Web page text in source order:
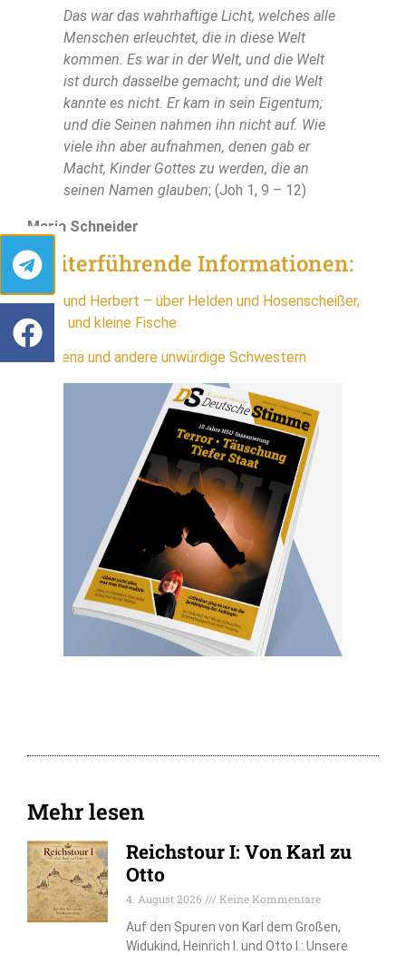
Das war das wahrhaftige Licht, welches alle
Menschen erleuchtet, die in diese Welt
kommen. Es war in der Welt, und die Welt
ist durch dasselbe gemacht; und die Welt
kannte es nicht. Er kam in sein Eigentum;
und die Seinen nahmen ihn nicht auf. Wie
viele ihn aber aufnahmen, denen gab er
Macht, Kinder Gottes zu werden, die an
seinen Namen glauben; (Joh 1, 9 – 12)
Maria Schneider
Weiterführende Informationen:
Nena und Herbert – über Helden und Hosenscheißer,
große und kleine Fische
Annalena und andere unwürdige Schwestern
Mehr lesen
Reichstour I: Von Karl zu
Otto
4. August 2026
Keine Kommentare
Auf den Spuren von Karl dem Großen,
Widukind, Heinrich I. und Otto I.: Unsere